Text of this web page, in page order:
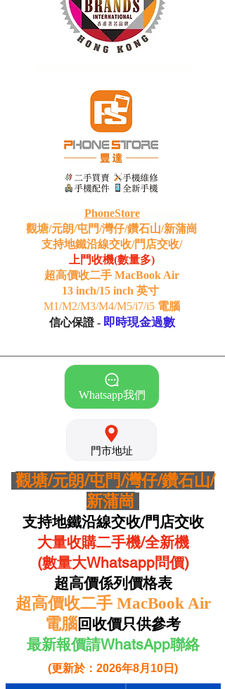
PhoneStore
觀塘/元朗/屯門/灣仔/鑽石山/新蒲崗
支持地鐵沿線交收/門店交收/
上門收機(數量多)
超高價收二手 MacBook Air
13 inch/15 inch 英寸
M1/M2/M3/M4/M5/i7/i5 電腦
信心保證 - 即時現金過數
Whatsapp我們
門市地址
觀塘/元朗/屯門/灣仔/鑽石山/
新蒲崗
支持地鐵沿線交收/門店交收
大量收購二手機/全新機
(數量大Whatsapp問價)
超高價係列價格表
超高價收二手 MacBook Air
電腦回收價只供參考
最新報價請WhatsApp聯絡
(更新於：2026年8月10日)